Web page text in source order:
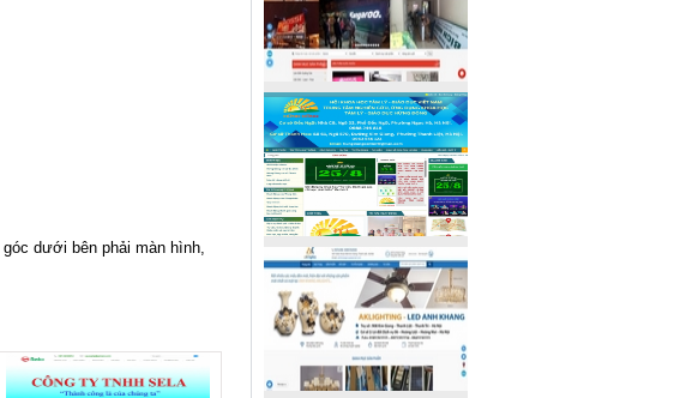
góc dưới bên phải màn hình,